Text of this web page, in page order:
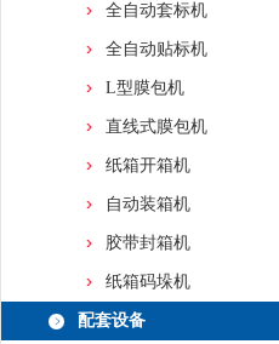
全自动套标机
全自动贴标机
L型膜包机
直线式膜包机
纸箱开箱机
自动装箱机
胶带封箱机
纸箱码垛机
配套设备